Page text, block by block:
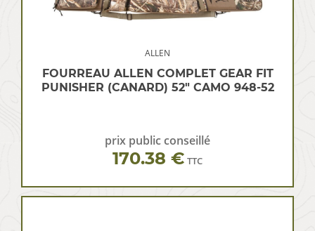
ALLEN
FOURREAU ALLEN COMPLET GEAR FIT
PUNISHER (CANARD) 52″ CAMO 948-52
prix public conseillé
170.38 € TTC